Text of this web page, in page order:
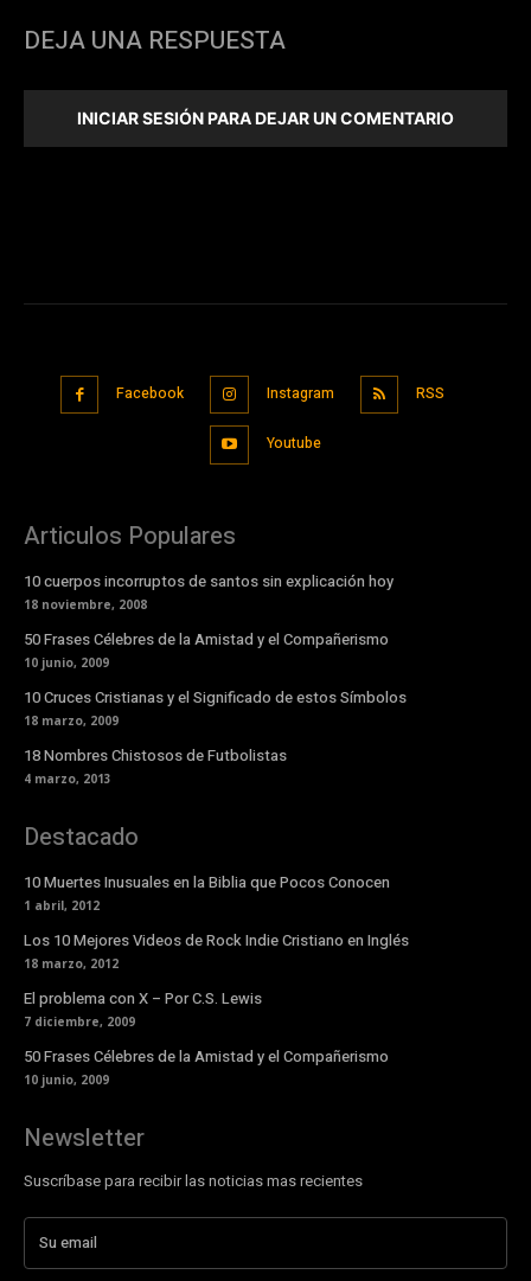
DEJA UNA RESPUESTA
INICIAR SESIÓN PARA DEJAR UN COMENTARIO
Facebook Instagram RSS
Youtube
Articulos Populares
10 cuerpos incorruptos de santos sin explicación hoy
18 noviembre, 2008
50 Frases Célebres de la Amistad y el Compañerismo
10 junio, 2009
10 Cruces Cristianas y el Significado de estos Símbolos
18 marzo, 2009
18 Nombres Chistosos de Futbolistas
4 marzo, 2013
Destacado
10 Muertes Inusuales en la Biblia que Pocos Conocen
1 abril, 2012
Los 10 Mejores Videos de Rock Indie Cristiano en Inglés
18 marzo, 2012
El problema con X – Por C.S. Lewis
7 diciembre, 2009
50 Frases Célebres de la Amistad y el Compañerismo
10 junio, 2009
Newsletter
Suscríbase para recibir las noticias mas recientes